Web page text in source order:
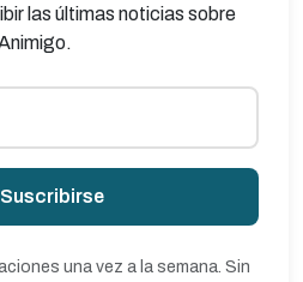
las últimas noticias sobre
Suscribirse
una vez a la semana. Sin